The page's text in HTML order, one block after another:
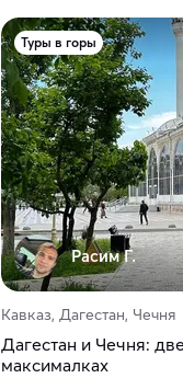
Туры в горы
Расим Г.
Кавказ, Дагестан, Чечня
Дагестан и Чечня:
максималках